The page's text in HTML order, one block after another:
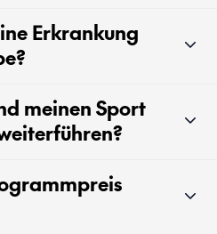
Erkrankung
meinen Sport